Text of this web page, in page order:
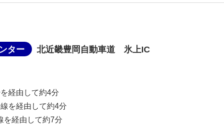
ター 北近畿豊岡自動車道 氷上IC
経由して約4分
線を経由して約4分
を経由して約7分